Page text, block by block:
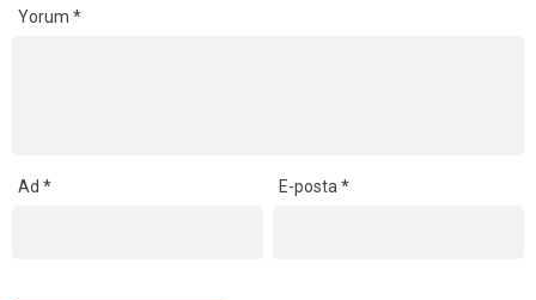
Yorum *
Ad * E-posta*